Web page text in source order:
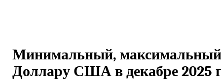
Минимальный, максимальный
Доллару США в декабре 2025